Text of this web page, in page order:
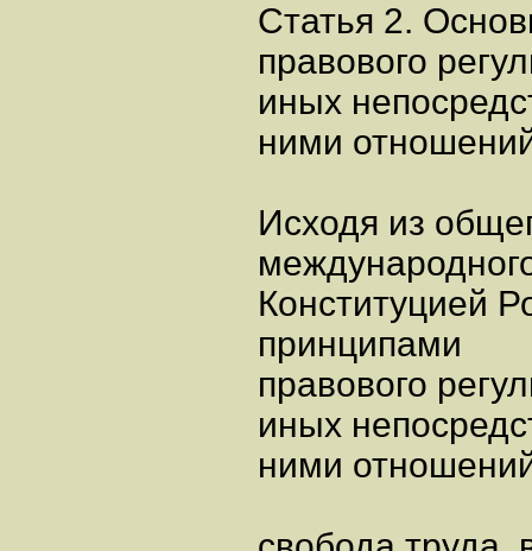
Статья 2.
правового
иных
ними
Исходя из
Конституцией
принципами
правового
иных
ними